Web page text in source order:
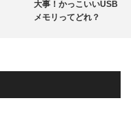
大事！かっこいいUSB
メモリってどれ？